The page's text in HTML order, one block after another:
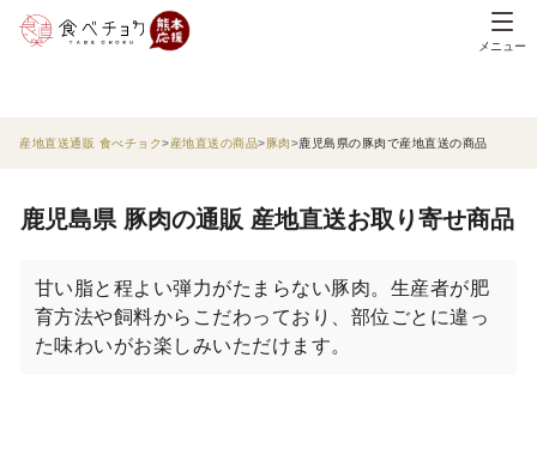
メニュー
産地直送通販 食べチョク 産地直送の商品 豚肉 鹿児島県の豚肉で産地直送の商品
鹿児島県 豚肉の通販 産地直送お取り寄せ商品
甘い脂と程よい弾力がたまらない豚肉。生産者が肥
育方法や飼料からこだわっており、部位ごとに違っ
た味わいがお楽しみいただけます。